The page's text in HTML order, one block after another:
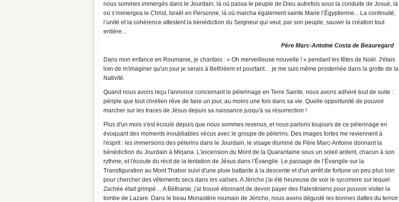
nous sommes immergés dans le Jourdain, là où passa le peuple de Dieu autrefois sous la conduite de Josué, là
où s’immergea le Christ, Israël en Personne, là où marcha également sainte Marie l’Égyptienne... La continuité,
l’unité et la cohérence attestent la bénédiction du Seigneur qui veut, par son peuple, sauver la création tout
entière...
Père Marc-Antoine Costa de Beauregard
Dans mon enfance en Roumanie, je chantais : « Oh merveilleuse nouvelle ! » pendant les fêtes de Noël. J'étais
loin de m'imaginer qu'un jour je serais à Bethléem et pourtant… je me suis même prosternée dans la grotte de la
Nativité.
Quand nous avons reçu l'annonce concernant le pèlerinage en Terre Sainte, nous avons adhéré tout de suite :
périple que tout chrétien rêve de faire un jour, au moins une fois dans sa vie. Quelle opportunité de pouvoir
marcher sur les traces de Jésus depuis sa naissance jusqu'à sa résurrection !
Plus d'un mois s'est écoulé depuis que nous sommes revenus, et nous parlons toujours de ce pèlerinage en
évoquant des moments inoubliables vécus avec le groupe de pèlerins. Des images fortes me reviennent à
l'esprit : les immersions des pèlerins dans le Jourdain, le visage illuminé de Père Marc-Antoine donnant la
bénédiction du Jourdain à Mirjana. L'ascension du Mont de la Quarantaine sous un soleil ardent, chacun à son
rythme, et l'écoute du récit de la tentation de Jésus dans l’Évangile. Le passage de l’Évangile sur la
Transfiguration au Mont Thabor suivi d'une pluie battante à la descente et d'un arrêt de fortune un peu plus loin
pour chercher des vêtements secs dans les valises. A Jéricho j'ai été heureuse de voir le sycomore sur lequel
Zachée était grimpé… A Béthanie, j'ai trouvé étonnant de devoir payer des Palestiniens pour pouvoir visiter la
tombe de Lazare. Dans le beau Monastère roumain de Jéricho, nous avons dégusté les bonnes dattes du terroir